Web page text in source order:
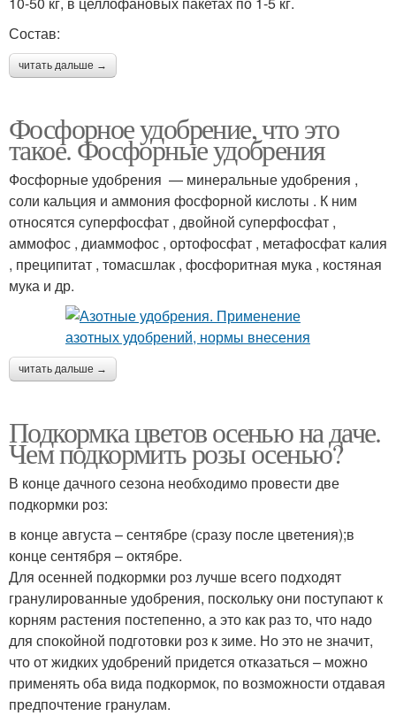
Состав:
читать дальше →
Фосфорное удобрение, что это
такое. Фосфорные удобрения
Фосфорные удобрения — минеральные удобрения ,
соли кальция и аммония фосфорной кислоты . К ним
относятся суперфосфат , двойной суперфосфат ,
аммофос , диаммофос , ортофосфат , метафосфат калия
, преципитат , томасшлак , фосфоритная мука , костяная
мука и др.
читать дальше →
Подкормка цветов осенью на даче.
Чем подкормить розы осенью?
В конце дачного сезона необходимо провести две
подкормки роз:
в конце августа – сентябре (сразу после цветения);в
конце сентября – октябре.
Для осенней подкормки роз лучше всего подходят
гранулированные удобрения, поскольку они поступают к
корням растения постепенно, а это как раз то, что надо
для спокойной подготовки роз к зиме. Но это не значит,
что от жидких удобрений придется отказаться – можно
применять оба вида подкормок, по возможности отдавая
предпочтение гранулам.